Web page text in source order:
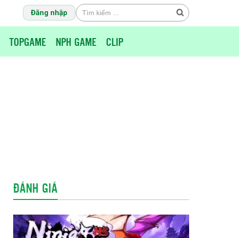
Đăng nhập
TOPGAME NPH GAME CLIP
ĐÁNH GIÁ